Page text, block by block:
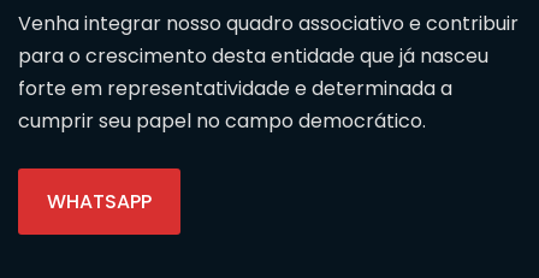
Venha integrar nosso quadro associativo e contribuir
para o crescimento desta entidade que já nasceu
forte em representatividade e determinada a
cumprir seu papel no campo democrático.
WHATSAPP